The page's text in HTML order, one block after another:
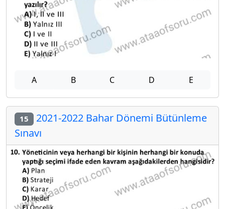
A B C D E
15 2021-2022 Bahar Dönemi Bütünleme
Sınavı